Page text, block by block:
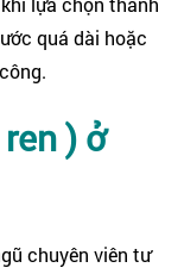
quá dài hoặc
) ở
chuyên viên tư